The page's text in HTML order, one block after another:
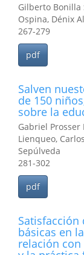
Gilberto Bonilla
Ospina, Dénix
267-279
pdf
Salven
de 150
sobre la
Gabriel Prosser
Lienqueo,
Sepúlveda
281-302
pdf
Satisfacción
básicas en
relación